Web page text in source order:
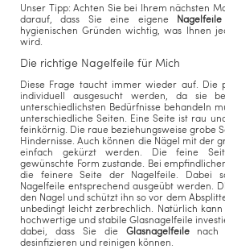
Unser Tipp: Achten Sie bei Ihrem nächsten
darauf, dass Sie eine eigene Nagelfeile
hygienischen Gründen wichtig, was Ihnen
wird.
Die richtige Nagelfeile für Mich
Diese Frage taucht immer wieder auf. Die
individuell ausgesucht werden, da sie
unterschiedlichsten Bedürfnisse behandeln
unterschiedliche Seiten. Eine Seite ist rau
feinkörnig. Die raue beziehungsweise grobe
Hindernisse. Auch können die Nägel mit der
einfach gekürzt werden. Die feine
gewünschte Form zustande. Bei
die feinere Seite der Nagelfeile. Dabei
Nagelfeile entsprechend ausgeübt werden.
den Nagel und schützt ihn so vor dem
unbedingt leicht zerbrechlich. Natürlich
hochwertige und stabile Glasnagelfeile
dabei, dass Sie die Glasnagelfeilenach
desinfizieren und reinigen können.